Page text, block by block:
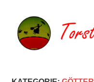
springen